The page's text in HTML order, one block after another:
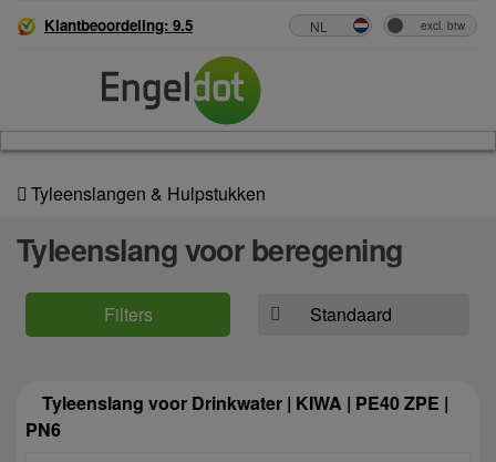
Klantbeoordeling: 9.5
Tyleenslangen & Hulpstukken
Tyleenslang voor beregening
Filters
Tyleenslang voor Drinkwater | KIWA | PE40 ZPE |
PN6